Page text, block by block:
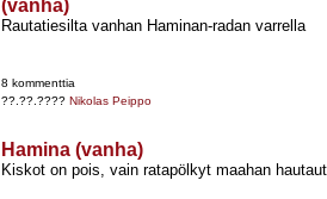
(vanha)
Rautatiesilta vanhan Haminan-​radan varrella
8 kommenttia
??.??.???? Nikolas Peippo
Hamina (vanha)
Kiskot on pois, vain ratapölkyt maahan